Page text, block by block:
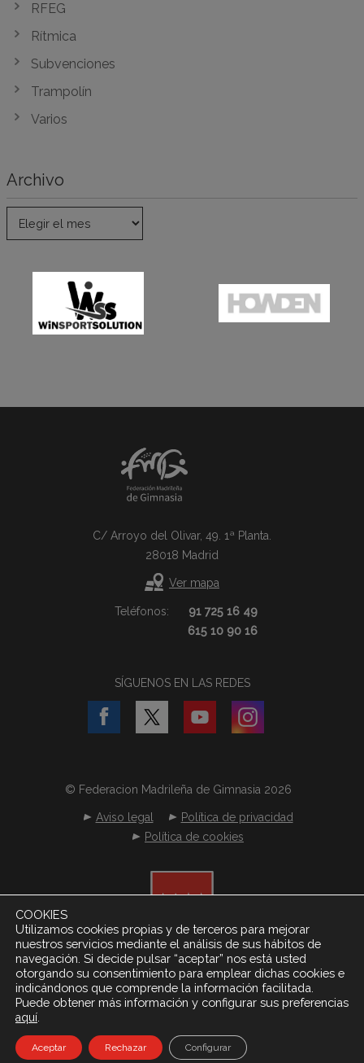
RFEG
Rítmica
Subvenciones
Trampolín
Varios
Archivo
C/ Arroyo del Olivar, 49. 1ª Planta.
28018 Madrid
Ver mapa
Teléfonos:
91 725 16 49
615 10 90 16
SÍGUENOS EN LAS REDES
© Federacion Madrileña de Gimnasia 2026
Aviso legal
Política de privacidad
Política de cookies
COOKIES
Utilizamos cookies propias y de terceros para mejorar
nuestros servicios mediante el análisis de sus hábitos de
navegación. Si decide pulsar “aceptar” nos está usted
otorgando su consentimiento para emplear dichas cookies e
indicándonos que comprende la información facilitada.
Puede obtener más información y configurar sus preferencias
aquí
Aceptar Rechazar Configurar